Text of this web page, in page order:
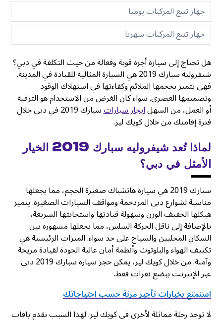
جهاز تتبع المركبات يوميا
جهاز تتبع المركبات شهريا
هل تحتاج إلى سيارة أجرة قوية وفعالة من حيث التكلفة في دبي؟
شيفروليه سبارك 2019 هي السيارة المثالية للقيادة في المدينة.
فهي تتميز بحجمها الملائم وكفاءتها في استهلاك الوقود
وتصميمها العصري. سواء كان الغرض من الاستخدام هو الترفيه
أو العمل، من السهلايجار سيارات سبارك 2019 في دبي خلال
فترة إقامتك من خلال كويك ليز.
لماذا تُعد شيفروليه سبارك 2019 الخيار
الأمثل في دبي؟
سبارك 2019 هي سيارة هاتشباك صغيرة الحجم، مما يجعلها
مناسبة لشوارع دبي المزدحمة ومواقف السيارات الصغيرة. يتميز
هيكلها الخفيف الوزن وسهولة قيادتها واستجابتها السريعة،
بالإضافة إلى ناقل الحركة السلس، مما يجعلها مشهورة بين
السكان المحليين والسياح على حد سواء. الميزات الرئيسية هي
تكييف الهواء والبلوتوث وأنظمة أمان عالية الجودة لقيادة مريحة
وآمنة. من خلال كويك ليز، يمكن حجز سيارة سبارك 2019 دبي
عبر الإنترنت ببضع نقرات فقط.
استمتع بخيارات تأجير مرنة حسب احتياجاتك
لا توجد رحلة مماثلة لأخرى في كويك ليز. لهذا السبب نقدم باقات